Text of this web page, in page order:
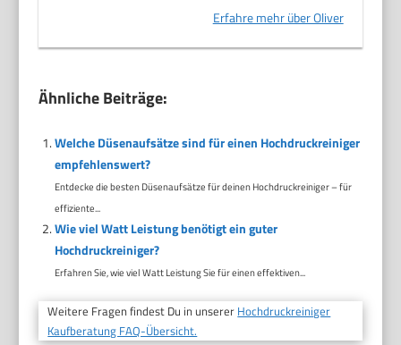
Erfahre mehr über Oliver
Ähnliche Beiträge:
Welche Düsenaufsätze sind für einen Hochdruckreiniger
empfehlenswert?
Entdecke die besten Düsenaufsätze für deinen Hochdruckreiniger – für
effiziente...
Wie viel Watt Leistung benötigt ein guter
Hochdruckreiniger?
Erfahren Sie, wie viel Watt Leistung Sie für einen effektiven...
Weitere Fragen findest Du in unserer Hochdruckreiniger
Kaufberatung FAQ-Übersicht.